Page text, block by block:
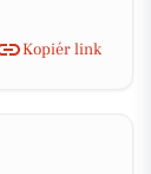
Kopiér link